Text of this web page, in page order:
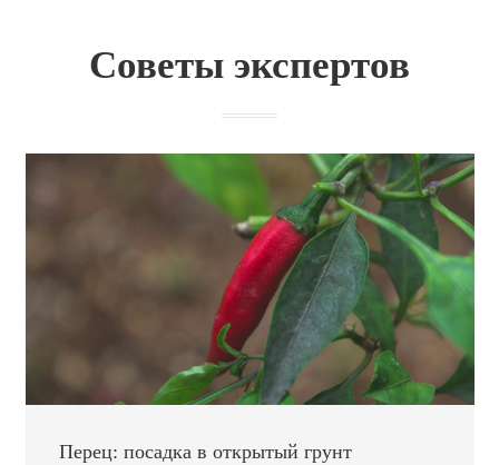
Советы экспертов
Перец: посадка в открытый грунт